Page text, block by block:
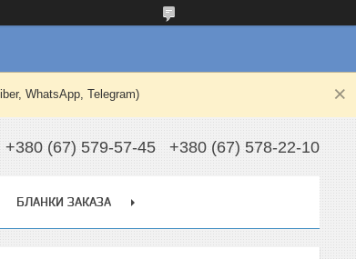
WhatsApp, Telegram)
+380 (67) 579-57-45 +380 (67) 578-22-10
БЛАНКИ ЗАКАЗА